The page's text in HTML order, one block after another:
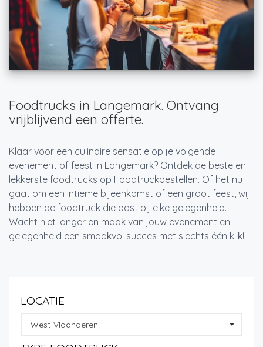
Foodtrucks in Langemark. Ontvang
vrijblijvend een offerte.
Klaar voor een culinaire sensatie op je volgende
evenement of feest in Langemark? Ontdek de beste en
lekkerste foodtrucks op Foodtruckbestellen. Of het nu
gaat om een intieme bijeenkomst of een groot feest, wij
hebben de foodtruck die past bij elke gelegenheid.
Wacht niet langer en maak van jouw evenement en
gelegenheid een smaakvol succes met slechts één klik!
LOCATIE
West-Vlaanderen